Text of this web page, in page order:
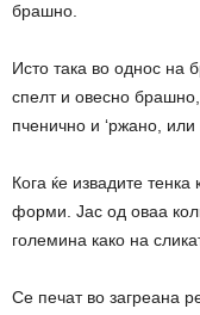
брашно.
Исто така во однос на
спелт и овесно
пченично и ‘ржано, или
Кога ќе извадите
форми. Јас од оваа
големина како на
Се печат во загреана